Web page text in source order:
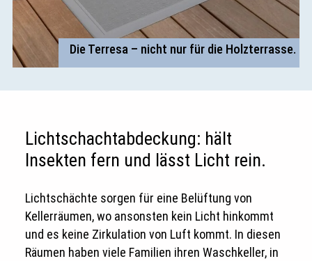
Die Terresa – nicht nur für die Holzterrasse.
Lichtschachtabdeckung: hält
Insekten fern und lässt Licht rein.
Lichtschächte sorgen für eine Belüftung von
Kellerräumen, wo ansonsten kein Licht hinkommt
und es keine Zirkulation von Luft kommt. In diesen
Räumen haben viele Familien ihren Waschkeller, in